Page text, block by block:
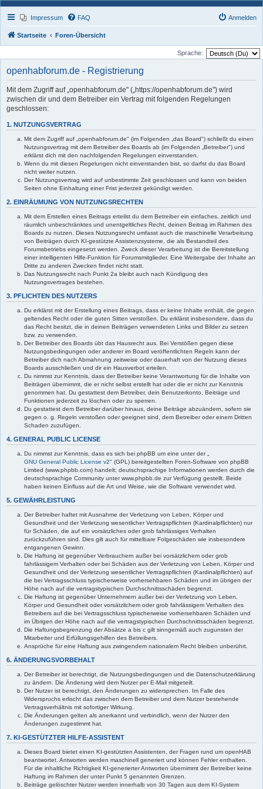
Impressum FAQ Anmelden
Startseite Foren-Übersicht
Sprache:
openhabforum.de - Registrierung
Mit dem Zugriff auf „openhabforum.de" („https://openhabforum.de") wird
zwischen dir und dem Betreiber ein Vertrag mit folgenden Regelungen
geschlossen:
1. NUTZUNGSVERTRAG
Mit dem Zugriff auf „openhabforum.de" (im Folgenden „das Board") schließt du einen
Nutzungsvertrag mit dem Betreiber des Boards ab (im Folgenden „Betreiber") und
erklärst dich mit den nachfolgenden Regelungen einverstanden.
Wenn du mit diesen Regelungen nicht einverstanden bist, so darfst du das Board
nicht weiter nutzen.
Der Nutzungsvertrag wird auf unbestimmte Zeit geschlossen und kann von beiden
Seiten ohne Einhaltung einer Frist jederzeit gekündigt werden.
2. EINRÄUMUNG VON NUTZUNGSRECHTEN
Mit dem Erstellen eines Beitrags erteilst du dem Betreiber ein einfaches, zeitlich und
räumlich unbeschränktes und unentgeltliches Recht, deinen Beitrag im Rahmen des
Boards zu nutzen. Dieses Nutzungsrecht umfasst auch die maschinelle Verarbeitung
von Beiträgen durch KI-gestützte Assistenzsysteme, die als Bestandteil des
Forumsbetriebs eingesetzt werden. Zweck dieser Verarbeitung ist die Bereitstellung
einer intelligenten Hilfe-Funktion für Forumsmitglieder. Eine Weitergabe der Inhalte an
Dritte zu anderen Zwecken findet nicht statt.
Das Nutzungsrecht nach Punkt 2a bleibt auch nach Kündigung des
Nutzungsvertrages bestehen.
3. PFLICHTEN DES NUTZERS
Du erklärst mit der Erstellung eines Beitrags, dass er keine Inhalte enthält, die gegen
geltendes Recht oder die guten Sitten verstoßen. Du erklärst insbesondere, dass du
das Recht besitzt, die in deinen Beiträgen verwendeten Links und Bilder zu setzen
bzw. zu verwenden.
Der Betreiber des Boards übt das Hausrecht aus. Bei Verstößen gegen diese
Nutzungsbedingungen oder anderer im Board veröffentlichten Regeln kann der
Betreiber dich nach Abmahnung zeitweise oder dauerhaft von der Nutzung dieses
Boards ausschließen und dir ein Hausverbot erteilen.
Du nimmst zur Kenntnis, dass der Betreiber keine Verantwortung für die Inhalte von
Beiträgen übernimmt, die er nicht selbst erstellt hat oder die er nicht zur Kenntnis
genommen hat. Du gestattest dem Betreiber, dein Benutzerkonto, Beiträge und
Funktionen jederzeit zu löschen oder zu sperren.
Du gestattest dem Betreiber darüber hinaus, deine Beiträge abzuändern, sofern sie
gegen o. g. Regeln verstoßen oder geeignet sind, dem Betreiber oder einem Dritten
Schaden zuzufügen.
4. GENERAL PUBLIC LICENSE
Du nimmst zur Kenntnis, dass es sich bei phpBB um eine unter der „
GNU General Public License v2" (GPL) bereitgestellten Foren-Software von phpBB
Limited (www.phpbb.com) handelt; deutschsprachige Informationen werden durch die
deutschsprachige Community unter www.phpbb.de zur Verfügung gestellt. Beide
haben keinen Einfluss auf die Art und Weise, wie die Software verwendet wird.
5. GEWÄHRLEISTUNG
Der Betreiber haftet mit Ausnahme der Verletzung von Leben, Körper und
Gesundheit und der Verletzung wesentlicher Vertragspflichten (Kardinalpflichten) nur
für Schäden, die auf ein vorsätzliches oder grob fahrlässiges Verhalten
zurückzuführen sind. Dies gilt auch für mittelbare Folgeschäden wie insbesondere
entgangenen Gewinn.
Die Haftung ist gegenüber Verbrauchern außer bei vorsätzlichem oder grob
fahrlässigem Verhalten oder bei Schäden aus der Verletzung von Leben, Körper und
Gesundheit und der Verletzung wesentlicher Vertragspflichten (Kardinalpflichten) auf
die bei Vertragsschluss typischerweise vorhersehbaren Schäden und im übrigen der
Höhe nach auf die vertragstypischen Durchschnittsschäden begrenzt.
Die Haftung ist gegenüber Unternehmern außer bei der Verletzung von Leben,
Körper und Gesundheit oder vorsätzlichem oder grob fahrlässigem Verhalten des
Betreibers auf die bei Vertragsschluss typischerweise vorhersehbaren Schäden und
im Übrigen der Höhe nach auf die vertragstypischen Durchschnittsschäden begrenzt.
Die Haftungsbegrenzung der Absätze a bis c gilt sinngemäß auch zugunsten der
Mitarbeiter und Erfüllungsgehilfen des Betreibers.
Ansprüche für eine Haftung aus zwingendem nationalem Recht bleiben unberührt.
6. ÄNDERUNGSVORBEHALT
Der Betreiber ist berechtigt, die Nutzungsbedingungen und die Datenschutzerklärung
zu ändern. Die Änderung wird dem Nutzer per E-Mail mitgeteilt.
Der Nutzer ist berechtigt, den Änderungen zu widersprechen. Im Falle des
Widerspruchs erlischt das zwischen dem Betreiber und dem Nutzer bestehende
Vertragsverhältnis mit sofortiger Wirkung.
Die Änderungen gelten als anerkannt und verbindlich, wenn der Nutzer den
Änderungen zugestimmt hat.
7. KI-GESTÜTZTER HILFE-ASSISTENT
Dieses Board bietet einen KI-gestützten Assistenten, der Fragen rund um openHAB
beantwortet. Antworten werden maschinell generiert und können Fehler enthalten.
Für die inhaltliche Richtigkeit KI-generierter Antworten übernimmt der Betreiber keine
Haftung im Rahmen der unter Punkt 5 genannten Grenzen.
Beiträge gelöschter Nutzer werden innerhalb von 30 Tagen aus dem KI-System